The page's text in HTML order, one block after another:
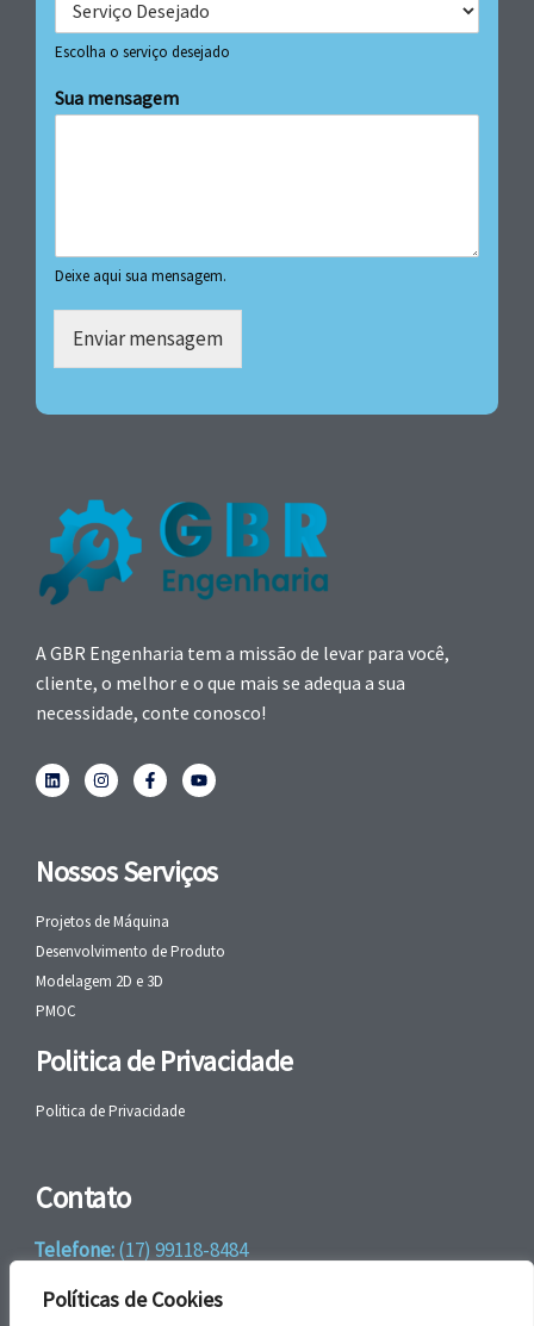
Políticas de Cookies
Escolha o serviço desejado
Sua mensagem
Deixe aqui sua mensagem.
Enviar mensagem
A GBR Engenharia tem a missão de levar para você,
cliente, o melhor e o que mais se adequa a sua
necessidade, conte conosco!
Nossos Serviços
Projetos de Máquina
Desenvolvimento de Produto
Modelagem 2D e 3D
PMOC
Politica de Privacidade
Politica de Privacidade
Contato
Telefone:(17) 99118-8484
WhatsApp:+55 (17) 99118-8484